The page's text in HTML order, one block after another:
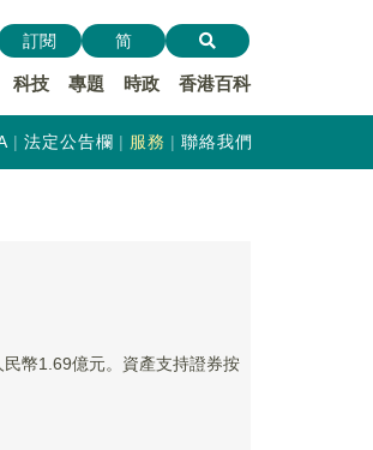
科技 專題 時政 香港百科
訂閱 简
法定公告欄 服務 聯絡我們
幣1.69億元。資產支持證券按